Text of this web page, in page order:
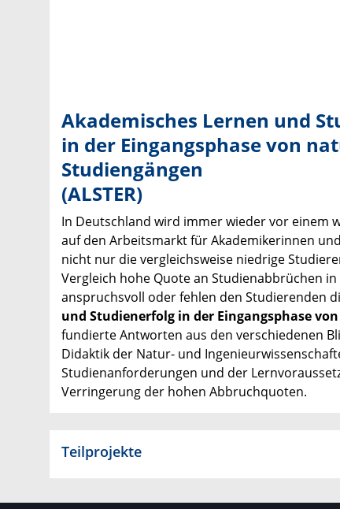
Akademisches Lernen und
in der Eingangsphase von
Studiengängen
(ALSTER)
In Deutschland wird immer wieder vor einem
auf den Arbeitsmarkt für Akademikerinnen
nicht nur die vergleichsweise niedrige
Vergleich hohe Quote an Studienabbrüchen
anspruchsvoll oder fehlen den Studierenden
und Studienerfolg in der Eingangsphase
fundierte Antworten aus den verschiedenen
Didaktik der Natur- und
Studienanforderungen und der
Verringerung der hohen Abbruchquoten.​
Teilprojekte